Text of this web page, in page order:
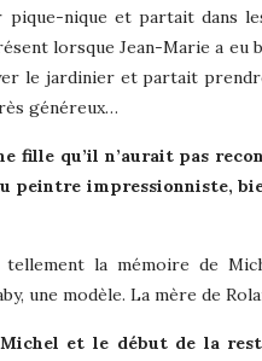
pique-nique et partait dans
lorsque Jean-Marie a eu
le jardinier et partait
généreux…
fille qu’il n’aurait pas
peintre impressionniste,
la mémoire de
une modèle. La mère de
et le début de la